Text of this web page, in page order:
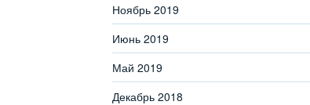
Ноябрь 2019
Июнь 2019
Май 2019
Декабрь 2018